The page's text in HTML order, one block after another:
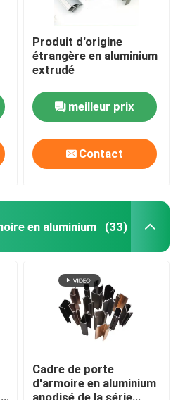
Produit d'origine
étrangère en aluminium
extrudé
meilleur prix
Contact
en aluminium (33)
Cadre de porte
d'armoire en aluminium